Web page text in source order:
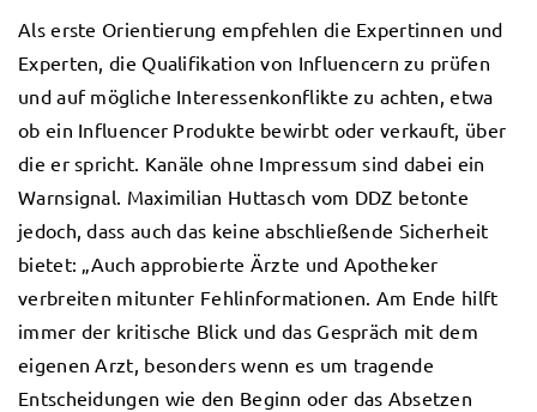
Als erste Orientierung empfehlen die Expertinnen und
Experten, die Qualifikation von Influencern zu prüfen
und auf mögliche Interessenkonflikte zu achten, etwa
ob ein Influencer Produkte bewirbt oder verkauft, über
die er spricht. Kanäle ohne Impressum sind dabei ein
Warnsignal. Maximilian Huttasch vom DDZ betonte
jedoch, dass auch das keine abschließende Sicherheit
bietet: „Auch approbierte Ärzte und Apotheker
verbreiten mitunter Fehlinformationen. Am Ende hilft
immer der kritische Blick und das Gespräch mit dem
eigenen Arzt, besonders wenn es um tragende
Entscheidungen wie den Beginn oder das Absetzen